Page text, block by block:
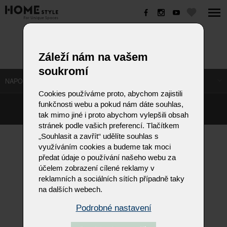
NAPOSLEDY NAVŠTÍVENÉ ODKAZY
©Homestyle.cz2026
Responzivní web od Artweby.cz
Záleží nám na vašem
soukromí
Cookies používáme proto, abychom zajistili
funkčnosti webu a pokud nám dáte souhlas,
tak mimo jiné i proto abychom vylepšili obsah
stránek podle vašich preferencí. Tlačítkem
„Souhlasit a zavřít“ udělíte souhlas s
využíváním cookies a budeme tak moci
předat údaje o používání našeho webu za
účelem zobrazení cílené reklamy v
reklamních a sociálních sítích případně taky
na dalších webech.
Podrobné nastavení